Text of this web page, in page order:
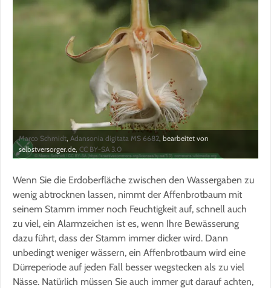
Marco Schmidt, Adansonia digitata MS 6682, bearbeitet von
selbstversorger.de, CC BY-SA 3.0
Wenn Sie die Erdoberfläche zwischen den Wassergaben zu
wenig abtrocknen lassen, nimmt der Affenbrotbaum mit
seinem Stamm immer noch Feuchtigkeit auf, schnell auch
zu viel, ein Alarmzeichen ist es, wenn Ihre Bewässerung
dazu führt, dass der Stamm immer dicker wird. Dann
unbedingt weniger wässern, ein Affenbrotbaum wird eine
Dürreperiode auf jeden Fall besser wegstecken als zu viel
Nässe. Natürlich müssen Sie auch immer gut darauf achten,